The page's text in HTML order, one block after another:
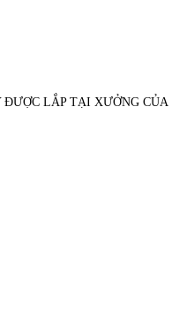
LẮP TẠI XƯỞNG CỦA